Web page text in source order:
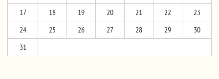
17
18 19 20 21 22
23
24
25 26 27 28 29
30
31